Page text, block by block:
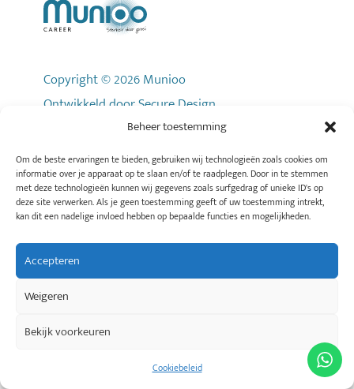
Beheer toestemming
Om de beste ervaringen te bieden, gebruiken wij technologieën zoals cookies om
informatie over je apparaat op te slaan en/of te raadplegen. Door in te stemmen
met deze technologieën kunnen wij gegevens zoals surfgedrag of unieke ID's op
deze site verwerken. Als je geen toestemming geeft of uw toestemming intrekt,
kan dit een nadelige invloed hebben op bepaalde functies en mogelijkheden.
Accepteren
Weigeren
Bekijk voorkeuren
Cookiebeleid
Copyright © 2026 Munioo
Ontwikkeld doorSecure Design
MENU
Voor Professionals
Voor Opdrachtgevers
Vacatures
Inzichten